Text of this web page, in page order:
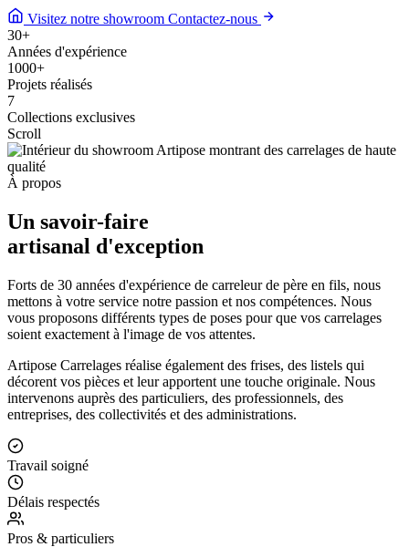
Visitez notre showroom Contactez-nous
30+
Années d'expérience
1000+
Projets réalisés
7
Collections exclusives
Scroll
À propos
Un savoir-faire
artisanal d'exception
Forts de 30 années d'expérience de carreleur de père en fils, nous
mettons à votre service notre passion et nos compétences. Nous
vous proposons différents types de poses pour que vos carrelages
soient exactement à l'image de vos attentes.
Artipose Carrelages réalise également des frises, des listels qui
décorent vos pièces et leur apportent une touche originale. Nous
intervenons auprès des particuliers, des professionnels, des
entreprises, des collectivités et des administrations.
Travail soigné
Délais respectés
Pros & particuliers